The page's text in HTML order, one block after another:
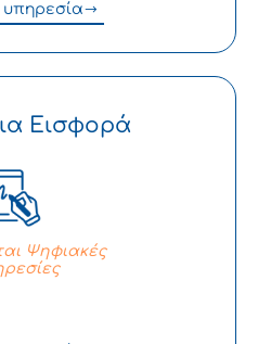
υπηρεσία
Εισφορά
Ψηφιακές